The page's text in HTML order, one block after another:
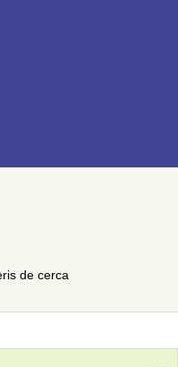
de cerca